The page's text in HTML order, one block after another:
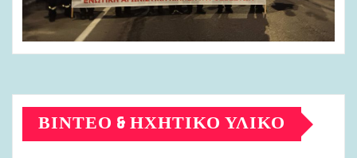
ΒΊΝΤΕΟ & ΗΧΗΤΙΚΌ ΥΛΙΚΌ